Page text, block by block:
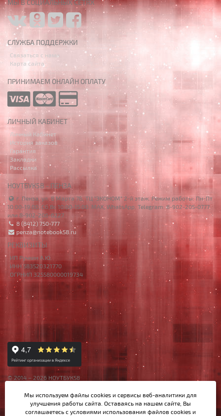
МЫ В СОЦИАЛЬНЫХ СЕТЯХ
СЛУЖБА ПОДДЕРЖКИ
Связаться с нами
Карта сайта
ПРИНИМАЕМ ОНЛАЙН ОПЛАТУ
ЛИЧНЫЙ КАБИНЕТ
Личный Кабинет
История заказов
Гарантия
Закладки
Рассылка
НОУТБУК58 - ПЕНЗА
г. Пенза, ул. 8 Марта 7Б, ТЦ "ЭКОНОМ" 2-й этаж. Режим работы: Пн-Пт
10:00-19:00, Сб,Вс 10:00-15:00. MAX, WhatsApp, Telegram: 8-902-205-0777
или 8-902-206-6227
8 (8412) 750-777
penza@notebook58.ru
РЕКВИЗИТЫ
ИП Ручкин А.Ю.
ИНН 583520321770
ОГРНИП 325580000019734
© 2014 – 2026 НОУТБУК58
материалы и цены на сайте не являются публичной офертой,
определяемой Ст.437 ГК РФ.
Мы используем файлы cookies и сервисы веб-аналитики для
улучшения работы сайта. Оставаясь на нашем сайте, Вы
соглашаетесь с условиями использования файлов cookies и